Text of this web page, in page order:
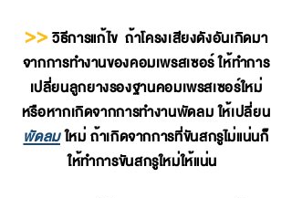
>>วิธีการแก้ไข ถ้าโครงเสียงดังอันเกิดมา
จากการทำงานของคอมเพรสเซอร์ ให้ทำการ
เปลี่ยนลูกยางรองฐานคอมเพรสเซอร์ใหม่
หรือหากเกิดจากการทำงานพัดลม ให้เปลี่ยน
พัดลมใหม่ ถ้าเกิดจากการที่ขันสกรูไม่แน่นก็
ให้ทำการขันสกรูใหม่ให้แน่น